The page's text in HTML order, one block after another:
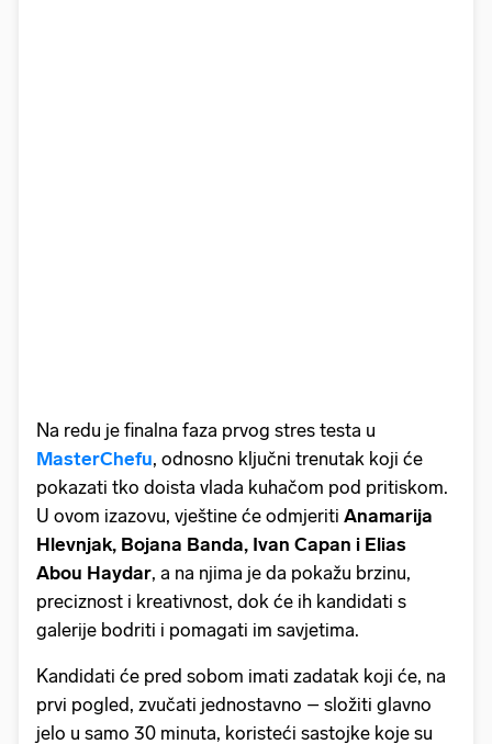
Na redu je finalna faza prvog stres testa u
MasterChefu, odnosno ključni trenutak koji će
pokazati tko doista vlada kuhačom pod pritiskom.
U ovom izazovu, vještine će odmjeriti Anamarija
Hlevnjak, Bojana Banda, Ivan Capan i Elias
Abou Haydar, a na njima je da pokažu brzinu,
preciznost i kreativnost, dok će ih kandidati s
galerije bodriti i pomagati im savjetima.
Kandidati će pred sobom imati zadatak koji će, na
prvi pogled, zvučati jednostavno – složiti glavno
jelo u samo 30 minuta, koristeći sastojke koje su